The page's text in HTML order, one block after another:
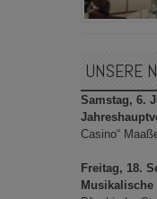
UNSERE
Samstag, 6.
Casino“
Freitag, 18.
Musikalische